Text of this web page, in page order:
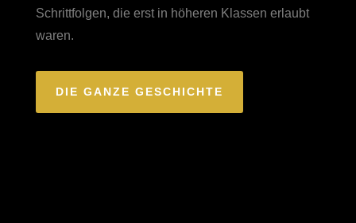
Schrittfolgen, die erst in höheren Klassen erlaubt
waren.
DIE GANZE GESCHICHTE